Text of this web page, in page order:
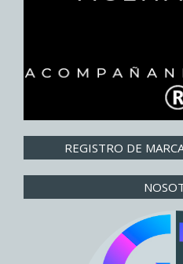
REGISTRO DE